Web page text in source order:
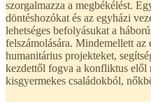
szorgalmazza a megbékélést.
döntéshozókat és az egyházi
lehetséges befolyásukat a
felszámolására. Mindemellett
humanitárius projekteket,
kezdettől fogva a konfliktus elől
kisgyermekes családokból,